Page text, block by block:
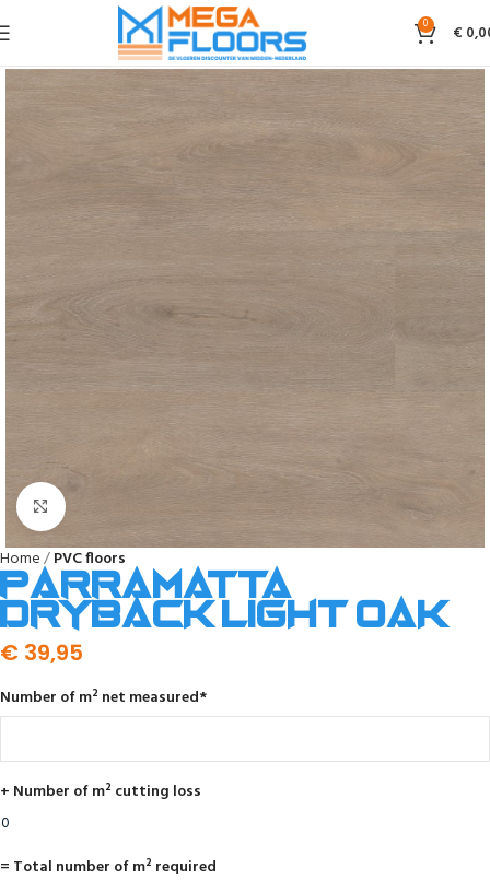
0 €
Home PVC floors
Parramatta
dryback light oak
€ 39,95
Number of m² net measured*
+ Number of m² cutting loss
= Total number of m² required
Click to enlarge